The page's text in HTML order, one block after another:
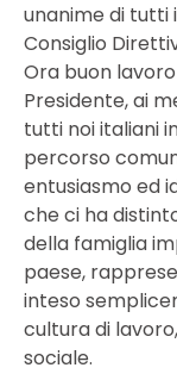
unanime di tutti
Consiglio
Ora buon
Presidente, ai
tutti noi italiani
percorso
entusiasmo ed
che ci ha
della famiglia
paese,
inteso
cultura di
sociale.